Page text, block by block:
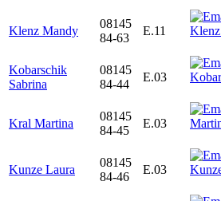
Klenz Mandy
08145
84-63
E.11
Kobarschik
Sabrina
08145
84-44
E.03
Kral Martina
08145
84-45
E.03
Kunze Laura
08145
84-46
E.03